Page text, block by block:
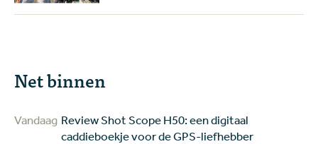
Net binnen
Vandaag Review Shot Scope H50: een digitaal
caddieboekje voor de GPS-liefhebber